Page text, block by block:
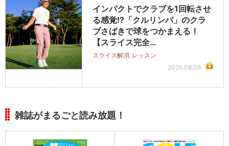
インパクトでクラブを1回転させ
る感覚!?「クルリンパ」のクラ
ブさばきで球をつかまえる！
【スライス完全…
スライス解消 レッスン
2026.08.06
雑誌がまるごと読み放題！